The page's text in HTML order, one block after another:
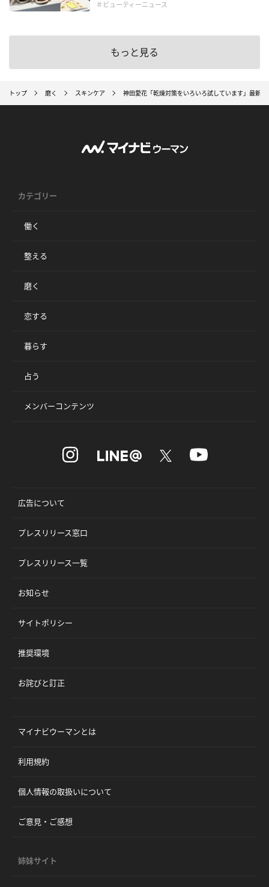
＃ビューティーニュース
もっと見る
トップ 磨く スキンケア 神田愛花「乾燥対策をいろいろ試しています」最新
カテゴリー
働く
整える
磨く
恋する
暮らす
占う
メンバーコンテンツ
広告について
プレスリリース窓口
プレスリリース一覧
お知らせ
サイトポリシー
推奨環境
お詫びと訂正
マイナビウーマンとは
利用規約
個人情報の取扱いについて
ご意見・ご感想
姉妹サイト